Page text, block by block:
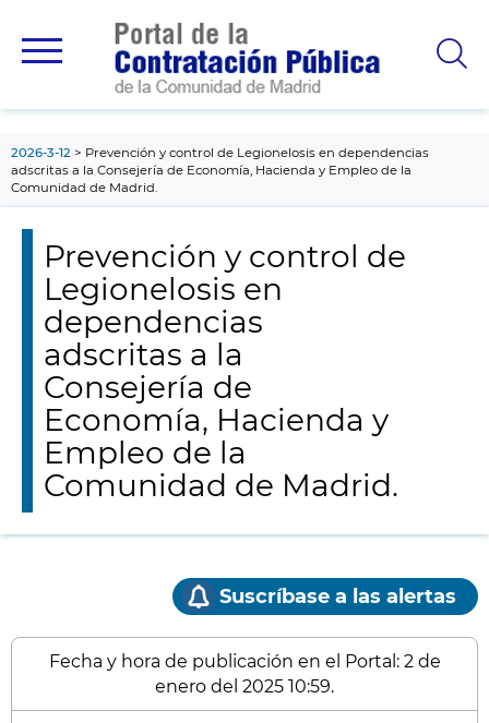
principal
2026-3-12
Prevención y control de Legionelosis en dependencias
adscritas a la Consejería de Economía, Hacienda y Empleo de la
Comunidad de Madrid.
Prevención y control de
Legionelosis en
dependencias
adscritas a la
Consejería de
Economía, Hacienda y
Empleo de la
Comunidad de Madrid.
Suscríbase a las alertas
Fecha y hora de publicación en el Portal: 2 de
enero del 2025 10:59.